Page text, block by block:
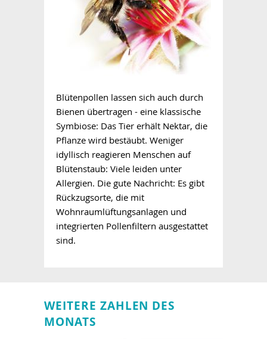
Blütenpollen lassen sich auch durch
Bienen übertragen - eine klassische
Symbiose: Das Tier erhält Nektar, die
Pflanze wird bestäubt. Weniger
idyllisch reagieren Menschen auf
Blütenstaub: Viele leiden unter
Allergien. Die gute Nachricht: Es gibt
Rückzugsorte, die mit
Wohnraumlüftungsanlagen und
integrierten Pollenfiltern ausgestattet
sind.
WEITERE ZAHLEN DES
MONATS